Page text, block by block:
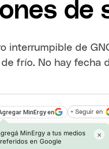
de
interrumpible de
frío. No hay fecha
MinErgy en
MinErgy a tus medios
en Google
×
+ Seguir en